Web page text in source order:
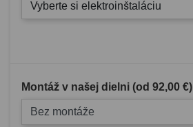
Vyberte si elektroinštaláciu
Montáž v našej dielni (od 92,00 €)
Bez montáže